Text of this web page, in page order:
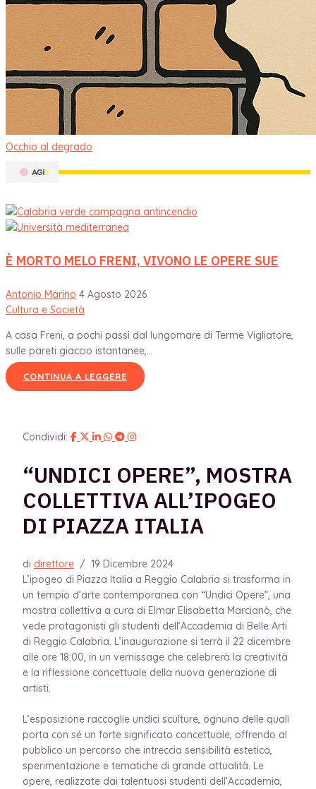
Occhio al degrado
È MORTO MELO FRENI, VIVONO LE OPERE SUE
Antonio Marino 4 Agosto 2026
Cultura e Società
A casa Freni, a pochi passi dal lungomare di Terme Vigliatore,
sulle pareti giaccio istantanee,...
CONTINUA A LEGGERE
Condividi:
“UNDICI OPERE”, MOSTRA
COLLETTIVA ALL’IPOGEO
DI PIAZZA ITALIA
di direttore / 19 Dicembre 2024
L’ipogeo di Piazza Italia a Reggio Calabria si trasforma in
un tempio d’arte contemporanea con “Undici Opere”, una
mostra collettiva a cura di Elmar Elisabetta Marcianò, che
vede protagonisti gli studenti dell’Accademia di Belle Arti
di Reggio Calabria. L’inaugurazione si terrà il 22 dicembre
alle ore 18:00, in un vernissage che celebrerà la creatività
e la riflessione concettuale della nuova generazione di
artisti.
L’esposizione raccoglie undici sculture, ognuna delle quali
porta con sé un forte significato concettuale, offrendo al
pubblico un percorso che intreccia sensibilità estetica,
sperimentazione e tematiche di grande attualità. Le
opere, realizzate dai talentuosi studenti dell’Accademia,